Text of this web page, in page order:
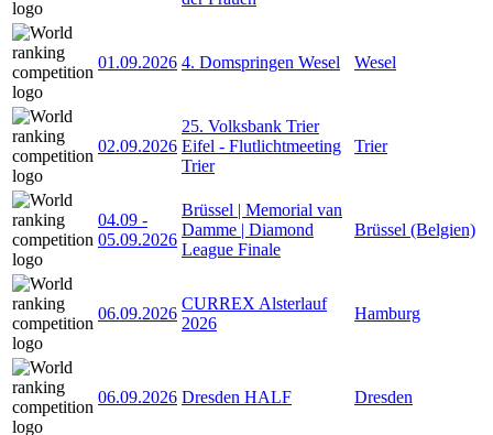
01.09.2026 4. Domspringen Wesel Wesel
02.09.2026
25. Volksbank Trier
Eifel - Flutlichtmeeting
Trier
Trier
04.09 -
05.09.2026
Brüssel | Memorial van
Damme | Diamond
League Finale
Brüssel (Belgien)
06.09.2026
CURREX Alsterlauf
2026
Hamburg
06.09.2026 Dresden HALF Dresden